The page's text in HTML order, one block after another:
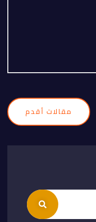
مقالات أقدم